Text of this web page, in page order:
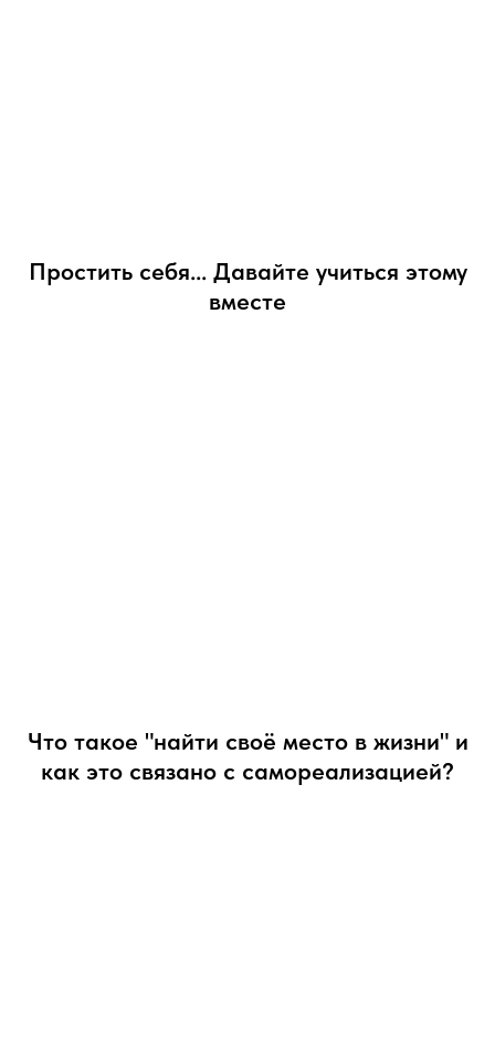
Простить себя... Давайте учиться этому
вместе
Что такое "найти своё место в жизни" и
как это связано с самореализацией?